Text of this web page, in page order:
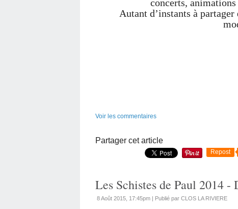
concerts,
Autant d’instants à
Voir les commentaires
Partager cet article
Repost
Les Schistes de Paul 2014 -
8 Août 2015, 17:45pm | Publié par CLOS LA RIVIERE